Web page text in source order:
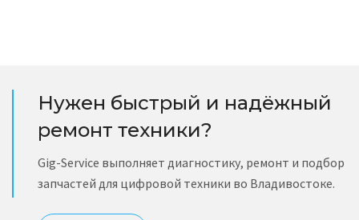
Нужен быстрый и надёжный
ремонт техники?
Gig-Service выполняет диагностику, ремонт и подбор
запчастей для цифровой техники во Владивостоке.